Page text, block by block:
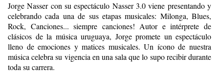
Jorge Nasser con su espectáculo Nasser 3.0 viene presentando y
celebrando cada una de sus etapas musicales: Milonga, Blues,
Rock, Canciones... siempre canciones! Autor e intérprete de
clásicos de la música uruguaya, Jorge promete un espectáculo
lleno de emociones y matices musicales. Un ícono de nuestra
música celebra su vigencia en una sala que lo supo recibir durante
toda su carrera.